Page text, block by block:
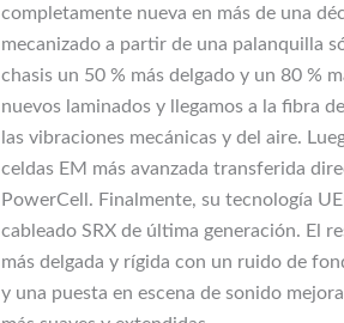
completamente nueva en más de una
mecanizado a partir de una palanquilla
chasis un 50 % más delgado y un 80 %
nuevos laminados y llegamos a la fibra
las vibraciones mecánicas y del aire.
celdas EM más avanzada transferida
PowerCell. Finalmente, su tecnología
cableado SRX de última generación. El
más delgada y rígida con un ruido de
y una puesta en escena de sonido